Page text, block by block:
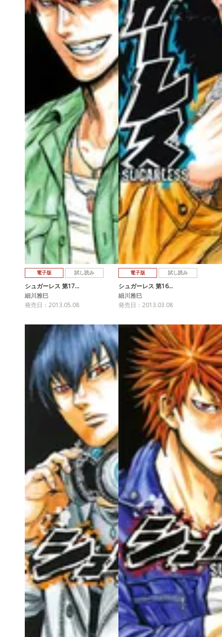
電子版 試し読み
シュガーレス 第17…
細川雅巳
発売日：2013.05.08
電子版 試し読み
シュガーレス 第16…
細川雅巳
発売日：2013.03.08